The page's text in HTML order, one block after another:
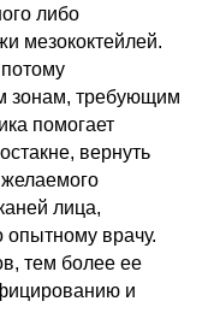
либо
мезококтейлей.
зонам, требующим
помогает
вернуть
лица,
опытному врачу.
тем более ее
и